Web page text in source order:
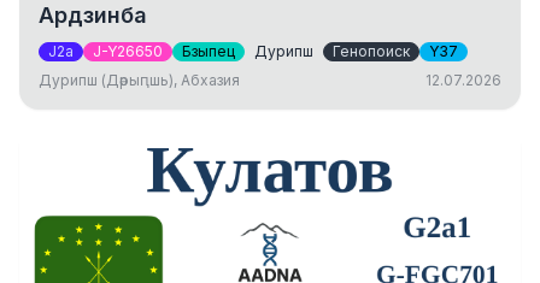
Ардзинба
J2a J-Y26650 Бзыпец Дурипш Генопоиск
Y37
Дурипш (Дәрыԥшь), Абхазия
12.07.2026